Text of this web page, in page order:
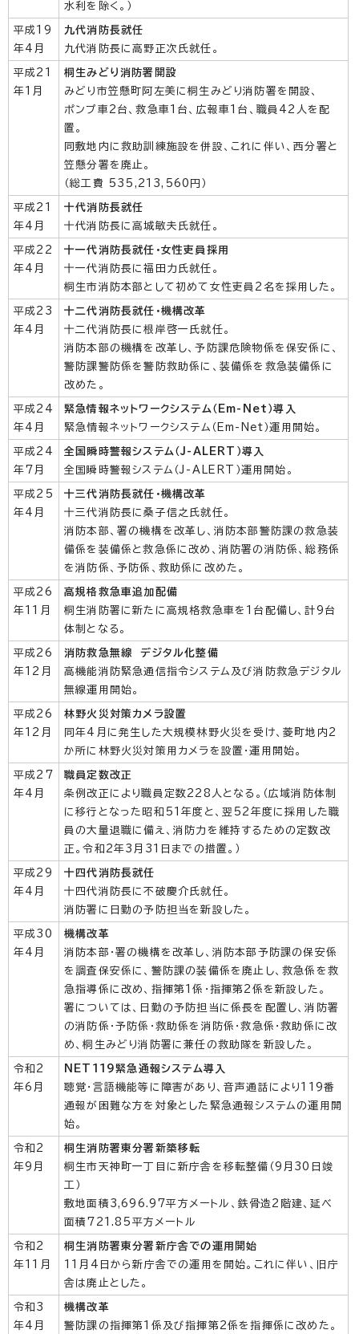
水利を除く。）
平成19
年4月
九代消防長就任
九代消防長に高野正次氏就任。
平成21
年1月
桐生みどり消防署開設
みどり市笠懸町阿左美に桐生みどり消防署を開設、
ポンプ車2台、救急車1台、広報車1台、職員42人を配
置。
同敷地内に救助訓練施設を併設、これに伴い、西分署と
笠懸分署を廃止。
（総工費 535,213,560円）
平成21
年4月
十代消防長就任
十代消防長に高城敏夫氏就任。
平成22
年4月
十一代消防長就任・女性吏員採用
十一代消防長に福田力氏就任。
桐生市消防本部として初めて女性吏員2名を採用した。
平成23
年4月
十二代消防長就任・機構改革
十二代消防長に根岸啓一氏就任。
消防本部の機構を改革し、予防課危険物係を保安係に、
警防課警防係を警防救助係に、装備係を救急装備係に
改めた。
平成24
年4月
緊急情報ネットワークシステム（Em-Net）導入
緊急情報ネットワークシステム（Em-Net）運用開始。
平成24
年7月
全国瞬時警報システム（J-ALERT）導入
全国瞬時警報システム（J-ALERT）運用開始。
平成25
年4月
十三代消防長就任・機構改革
十三代消防長に桑子信之氏就任。
消防本部、署の機構を改革し、消防本部警防課の救急装
備係を装備係と救急係に改め、消防署の消防係、総務係
を消防係、予防係、救助係に改めた。
平成26
年11月
高規格救急車追加配備
桐生消防署に新たに高規格救急車を1台配備し、計9台
体制となる。
平成26
年12月
消防救急無線 デジタル化整備
高機能消防緊急通信指令システム及び消防救急デジタル
無線運用開始。
平成26
年12月
林野火災対策カメラ設置
同年4月に発生した大規模林野火災を受け、菱町地内2
か所に林野火災対策用カメラを設置・運用開始。
平成27
年4月
職員定数改正
条例改正により職員定数228人となる。（広域消防体制
に移行となった昭和51年度と、翌52年度に採用した職
員の大量退職に備え、消防力を維持するための定数改
正。令和2年3月31日までの措置。）
平成29
年4月
十四代消防長就任
十四代消防長に不破慶介氏就任。
消防署に日勤の予防担当を新設した。
平成30
年4月
機構改革
消防本部・署の機構を改革し、消防本部予防課の保安係
を調査保安係に、警防課の装備係を廃止し、救急係を救
急指導係に改め、指揮第1係・指揮第2係を新設した。
署については、日勤の予防担当に係長を配置し、消防署
の消防係・予防係・救助係を消防係・救急係・救助係に改
め、桐生みどり消防署に兼任の救助隊を新設した。
令和2
年6月
NET119緊急通報システム導入
聴覚・言語機能等に障害があり、音声通話により119番
通報が困難な方を対象とした緊急通報システムの運用開
始。
令和2
年9月
桐生消防署東分署新築移転
桐生市天神町一丁目に新庁舎を移転整備（9月30日竣
工）
敷地面積3,696.97平方メートル、鉄骨造2階建、延べ
面積721.85平方メートル
令和2
年11月
桐生消防署東分署新庁舎での運用開始
11月4日から新庁舎での運用を開始。これに伴い、旧庁
舎は廃止とした。
令和3
年4月
機構改革
警防課の指揮第1係及び指揮第2係を指揮係に改めた。